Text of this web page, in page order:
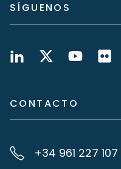
SÍGUENOS
CONTACTO
+34 961 227 107